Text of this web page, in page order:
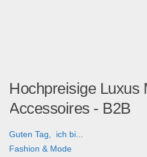
Hochpreisige Luxus
Accessoires - B2B
Guten Tag, ich bi...
Fashion & Mode